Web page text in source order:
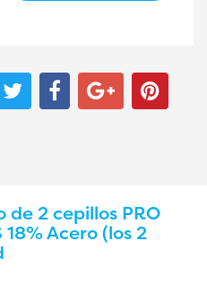
de 2 cepillos PRO
Acero (los 2